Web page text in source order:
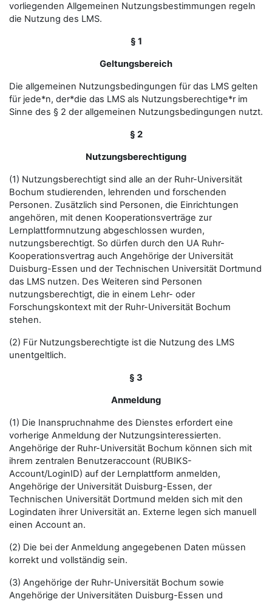
vorliegenden Allgemeinen Nutzungsbestimmungen regeln
die Nutzung des LMS.
§ 1
Geltungsbereich
Die allgemeinen Nutzungsbedingungen für das LMS gelten
für jede*n, der*die das LMS als Nutzungsberechtige*r im
Sinne des § 2 der allgemeinen Nutzungsbedingungen nutzt.
§ 2
Nutzungsberechtigung
(1) Nutzungsberechtigt sind alle an der Ruhr-Universität
Bochum studierenden, lehrenden und forschenden
Personen. Zusätzlich sind Personen, die Einrichtungen
angehören, mit denen Kooperationsverträge zur
Lernplattformnutzung abgeschlossen wurden,
nutzungsberechtigt. So dürfen durch den UA Ruhr-
Kooperationsvertrag auch Angehörige der Universität
Duisburg-Essen und der Technischen Universität Dortmund
das LMS nutzen. Des Weiteren sind Personen
nutzungsberechtigt, die in einem Lehr- oder
Forschungskontext mit der Ruhr-Universität Bochum
stehen.
(2) Für Nutzungsberechtigte ist die Nutzung des LMS
unentgeltlich.
§ 3
Anmeldung
(1) Die Inanspruchnahme des Dienstes erfordert eine
vorherige Anmeldung der Nutzungsinteressierten.
Angehörige der Ruhr-Universität Bochum können sich mit
ihrem zentralen Benutzeraccount (RUBIKS-
Account/LoginID) auf der Lernplattform anmelden,
Angehörige der Universität Duisburg-Essen, der
Technischen Universität Dortmund melden sich mit den
Logindaten ihrer Universität an. Externe legen sich manuell
einen Account an.
(2) Die bei der Anmeldung angegebenen Daten müssen
korrekt und vollständig sein.
(3) Angehörige der Ruhr-Universität Bochum sowie
Angehörige der Universitäten Duisburg-Essen und